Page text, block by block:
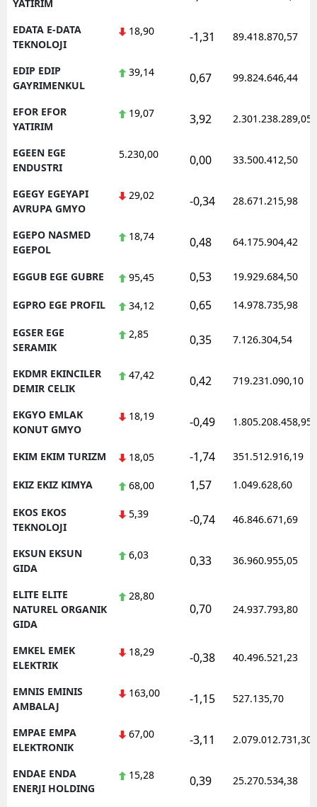
YATIRIM
EDATA E-DATA
TEKNOLOJI
18,90 -1,31 89.418.870,57
EDIP EDIP
GAYRIMENKUL
39,14 0,67 99.824.646,44
EFOR EFOR
YATIRIM
19,07 3,92 2.301.238.289,05
EGEEN EGE
ENDUSTRI
5.230,00 0,00 33.500.412,50
EGEGY EGEYAPI
AVRUPA GMYO
29,02 -0,34 28.671.215,98
EGEPO NASMED
EGEPOL
18,74 0,48 64.175.904,42
EGGUB EGE GUBRE 95,45 0,53 19.929.684,50
EGPRO EGE PROFIL 34,12 0,65 14.978.735,98
EGSER EGE
SERAMIK
2,85 0,35 7.126.304,54
EKDMR EKINCILER
DEMIR CELIK
47,42 0,42 719.231.090,10
EKGYO EMLAK
KONUT GMYO
18,19 -0,49 1.805.208.458,95
EKIM EKIM TURIZM 18,05 -1,74 351.512.916,19
EKIZ EKIZ KIMYA 68,00 1,57 1.049.628,60
EKOS EKOS
TEKNOLOJI
5,39 -0,74 46.846.671,69
EKSUN EKSUN
GIDA
6,03 0,33 36.960.955,05
ELITE ELITE
NATUREL ORGANIK
GIDA
28,80
0,70 24.937.793,80
EMKEL EMEK
ELEKTRIK
18,29 -0,38 40.496.521,23
EMNIS EMINIS
AMBALAJ
163,00 -1,15 527.135,70
EMPAE EMPA
ELEKTRONIK
67,00 -3,11 2.079.012.731,30
ENDAE ENDA
ENERJI HOLDING
15,28 0,39 25.270.534,38